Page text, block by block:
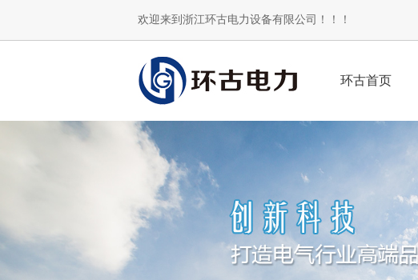
欢迎来到浙江环古电力设备有限公司！！！
环古首页